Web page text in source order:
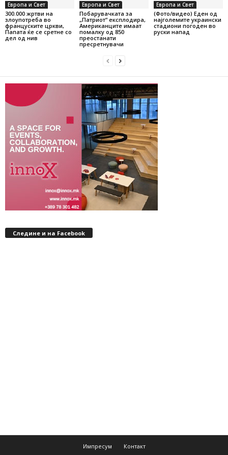
Европа и Свет
300.000 жртви на
злоупотреба во
француските цркви,
Папата ќе се сретне со
дел од нив
Европа и Свет
Побарувачката за
„Патриот“ експлодира,
Американците имаат
помалку од 850
преостанати
пресретнувачи
Европа и Свет
(Фото/видео) Еден од
најголемите украински
стадиони погоден во
руски напад
Следине и на Facebook
Импресум Контакт